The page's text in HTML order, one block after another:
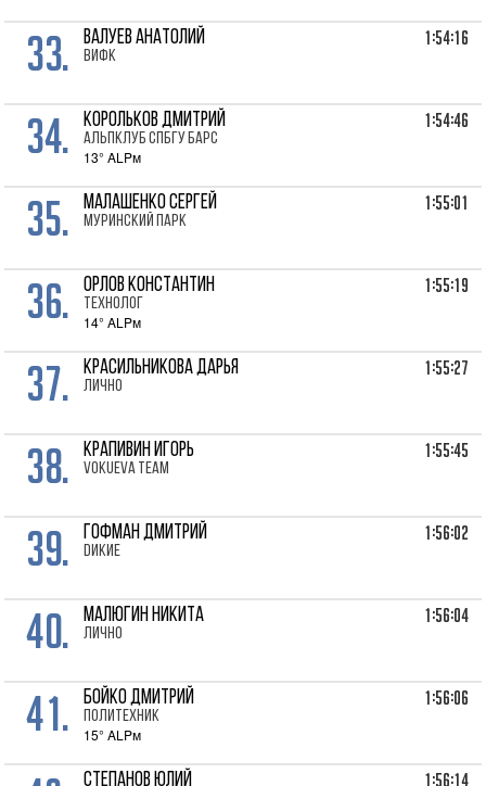
33. ВАЛУЕВ Анатолий
ВИФК
1:54:16
34. КОРОЛЬКОВ Дмитрий
Альпклуб СПбГУ Барс
13° ALPм
1:54:46
35. МАЛАШЕНКО Сергей
Муринский парк
1:55:01
36. ОРЛОВ Константин
Технолог
14° ALPм
1:55:19
37. КРАСИЛЬНИКОВА Дарья
лично
1:55:27
38. КРАПИВИН Игорь
VOKUEVA TEAM
1:55:45
39. ГОФМАН Дмитрий
Dикие
1:56:02
40. МАЛЮГИН Никита
лично
1:56:04
41. БОЙКО Дмитрий
Политехник
15° ALPм
1:56:06
СТЕПАНОВ Юлий 1:56:14